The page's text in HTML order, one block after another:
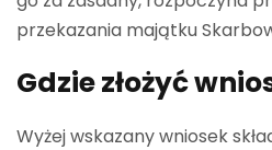
przekazania majątku
Gdzie złożyć
Wyżej wskazany wniosek